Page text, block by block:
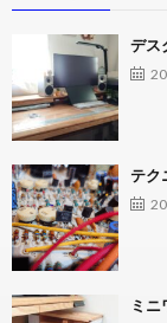
デス
テク
ミニ